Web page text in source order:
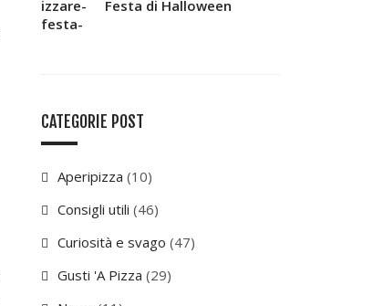
Festa di Halloween
CATEGORIE POST
Aperipizza (10)
Consigli utili (46)
Curiosità e svago (47)
Gusti 'A Pizza (29)